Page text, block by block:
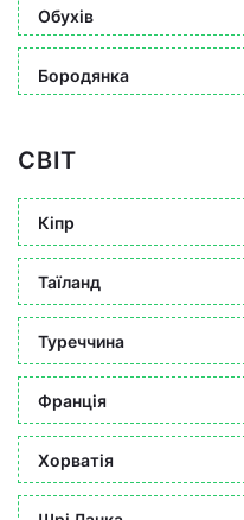
Обухів
Бородянка
СВІТ
Кіпр
Таїланд
Туреччина
Франція
Хорватія